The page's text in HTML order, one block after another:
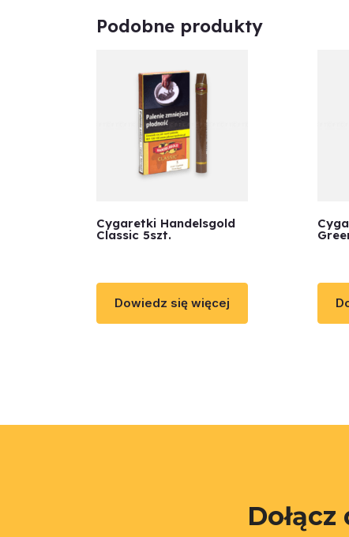
Podobne produkty
Cygaretki Handelsgold
Classic 5szt.
Dowiedz się więcej